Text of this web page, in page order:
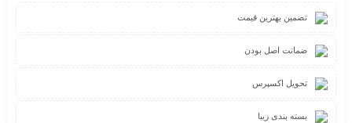
تضمین بهترین قیمت
ضمانت اصل بودن
تحویل اکسپرس
بسته بندی زیبا